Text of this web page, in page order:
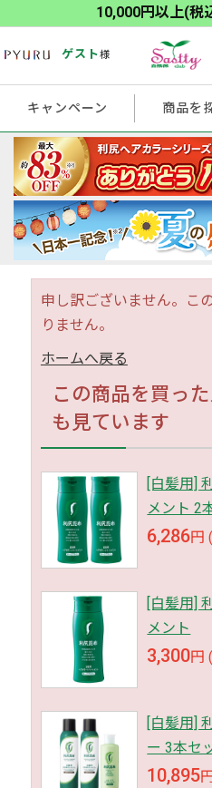
10,000円以上(税
ゲスト様
キャンペーン 商品を
申し訳ございません。こ
りません。
ホームへ戻る
この商品を買っ
も見ています
[白髪用]
メント 2
6,286円
[白髪用]
メント
3,300円
[白髪用]
ー 3本セ
10,895